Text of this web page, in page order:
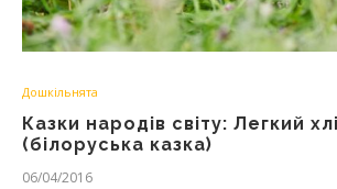
Дошкільнята
Казки народів світу: Легкий
(білоруська казка)
06/04/2016